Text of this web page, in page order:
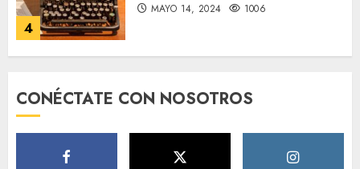
4
MAYO 14, 2024 1006
How Many of These Italian
MAYO 14, 2024 814
CONÉCTATE CON NOSOTROS